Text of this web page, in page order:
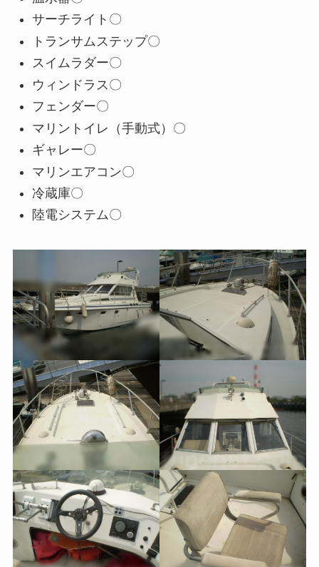
サーチライト〇
トランサムステップ〇
スイムラダー〇
ウィンドラス〇
フェンダー〇
マリントイレ（手動式）〇
ギャレー〇
マリンエアコン〇
冷蔵庫〇
陸電システム〇